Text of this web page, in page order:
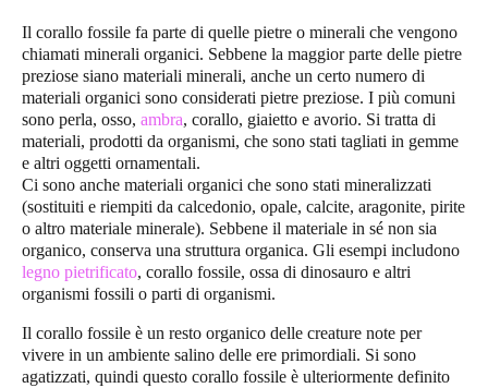
Il corallo fossile fa parte di quelle pietre o minerali che vengono
chiamati minerali organici. Sebbene la maggior parte delle pietre
preziose siano materiali minerali, anche un certo numero di
materiali organici sono considerati pietre preziose. I più comuni
sono perla, osso, ambra, corallo, giaietto e avorio. Si tratta di
materiali, prodotti da organismi, che sono stati tagliati in gemme
e altri oggetti ornamentali.
Ci sono anche materiali organici che sono stati mineralizzati
(sostituiti e riempiti da calcedonio, opale, calcite, aragonite, pirite
o altro materiale minerale). Sebbene il materiale in sé non sia
organico, conserva una struttura organica. Gli esempi includono
legno pietrificato, corallo fossile, ossa di dinosauro e altri
organismi fossili o parti di organismi.
Il corallo fossile è un resto organico delle creature note per
vivere in un ambiente salino delle ere primordiali. Si sono
agatizzati, quindi questo corallo fossile è ulteriormente definito